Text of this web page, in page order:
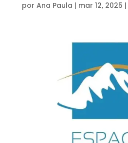
por Ana Paula | mar 12, 2025 |